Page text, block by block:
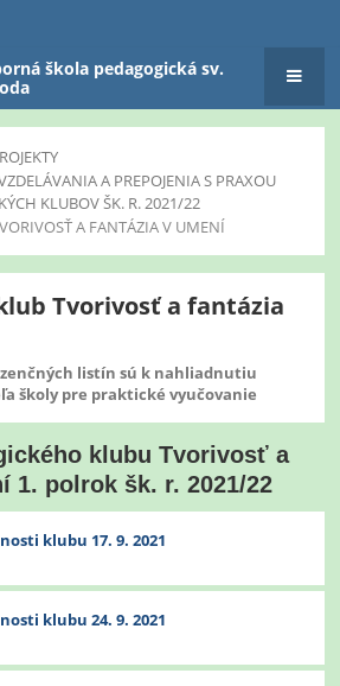
škola pedagogická sv.
A PREPOJENIA S PRAXOU
KLUBOV ŠK. R. 2021/22
A FANTÁZIA V UMENÍ
Tvorivosť a fantázia
listín sú k nahliadnutiu
školy pre praktické vyučovanie
klubu Tvorivosť a
1. polrok šk. r. 2021/22
klubu 17. 9. 2021
klubu 24. 9. 2021